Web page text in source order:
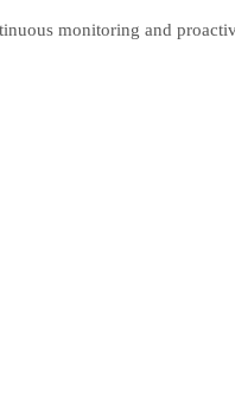
monitoring and